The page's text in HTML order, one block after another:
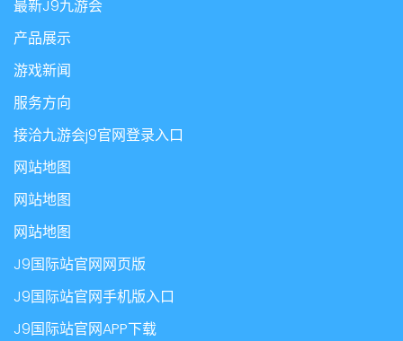
最新J9九游会
产品展示
游戏新闻
服务方向
接洽九游会j9官网登录入口
网站地图
网站地图
网站地图
J9国际站官网网页版
J9国际站官网手机版入口
J9国际站官网APP下载